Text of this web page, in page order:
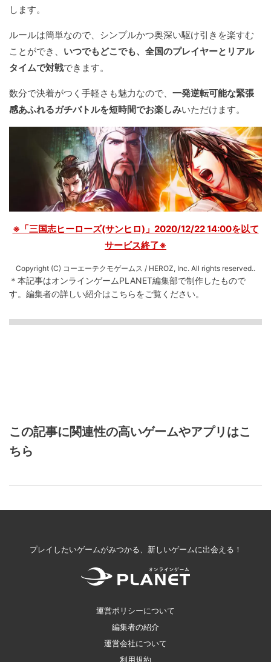
します。
ルールは簡単なので、シンプルかつ奥深い駆け引きを楽すむ
ことができ、 いつでもどこでも、全国のプレイヤーとリアル
タイムで対戦できます。
数分で決着がつく手軽さも魅力なので、 一発逆転可能な緊張
感あふれるガチバトルを短時間でお楽しみいただけます。
※「三国志ヒーローズ(サンヒロ)」2020/12/22 14:00を以て
サービス終了※
Copyright (C) コーエーテクモゲームス / HEROZ, Inc. All rights reserved..
＊本記事はオンラインゲームPLANET編集部で制作したもので
す。 編集者の詳しい紹介はこちらをご覧ください。
この記事に関連性の高いゲームやアプリはこ
ちら
プレイしたいゲームがみつかる、新しいゲームに出会える！
運営ポリシーについて
編集者の紹介
運営会社について
利用規約